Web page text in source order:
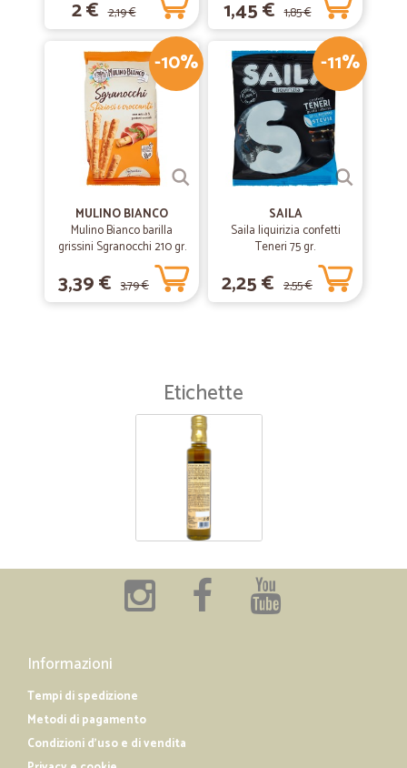
2 € 2,19 € 1,45 € 1,85 €
-10%
MULINO BIANCO
Mulino Bianco barilla
grissini Sgranocchi 210 gr.
3,39 € 3,79 €
-11%
SAILA
Saila liquirizia confetti
Teneri 75 gr.
2,25 € 2,55 €
Etichette
Informazioni
Tempi di spedizione
Metodi di pagamento
Condizioni d'uso e di vendita